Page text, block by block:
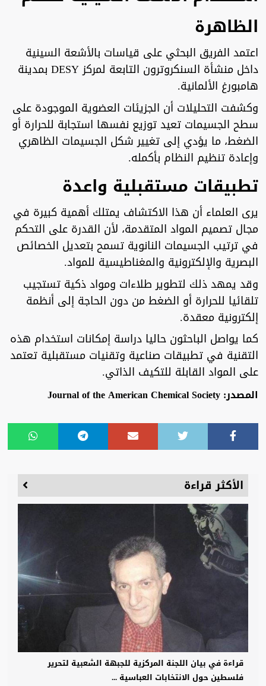
الظاهرة
اعتمد الفريق البحثي على قياسات بالأشعة السينية
داخل منشأة السنكروترون التابعة لمركز DESY بمدينة
هامبورغ الألمانية.
وكشفت التحليلات أن الجزيئات العضوية الموجودة على
سطح الجسيمات تعيد توزيع نفسها استجابة للحرارة أو
الضغط، ما يؤدي إلى تغيير شكل الجسيمات الظاهري
وإعادة تنظيم النظام بأكمله.
تطبيقات مستقبلية واعدة
يرى العلماء أن هذا الاكتشاف يمتلك أهمية كبيرة في
مجال تصميم المواد المتقدمة، لأن القدرة على التحكم
في ترتيب الجسيمات النانوية تسمح بتعديل الخصائص
البصرية والإلكترونية والمغناطيسية للمواد.
وقد يمهد ذلك لتطوير طلاءات ومواد ذكية تستجيب
تلقائيا للحرارة أو الضغط من دون الحاجة إلى أنظمة
إلكترونية معقدة.
كما يواصل الباحثون حاليا دراسة إمكانات استخدام هذه
التقنية في تطبيقات صناعية وتقنيات مستقبلية تعتمد
على المواد القابلة للتكيف الذاتي.
المصدر: Journal of the American Chemical Society
الأكثر قراءة
قراءة في بيان اللجنة المركزية للجبهة الشعبية لتحرير
فلسطين حول الانتخابات العباسية ...